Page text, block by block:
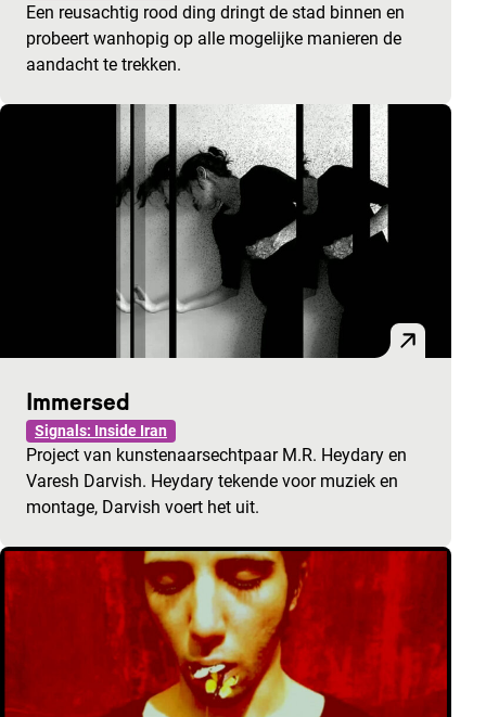
Een reusachtig rood ding dringt de stad binnen en
probeert wanhopig op alle mogelijke manieren de
aandacht te trekken.
Immersed
Signals: Inside Iran
Project van kunstenaarsechtpaar M.R. Heydary en
Varesh Darvish. Heydary tekende voor muziek en
montage, Darvish voert het uit.